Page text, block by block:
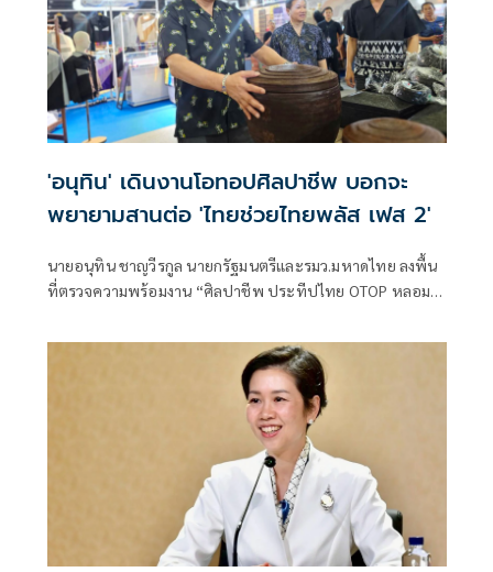
'อนุทิน' เดินงานโอทอปศิลปาชีพ บอกจะ
พยายามสานต่อ 'ไทยช่วยไทยพลัส เฟส 2'
นายอนุทิน ชาญวีรกูล นายกรัฐมนตรีและรมว.มหาดไทย ลงพื้น
ที่ตรวจความพร้อมงาน “ศิลปาชีพ ประทีปไทย OTOP หลอม
สิงหาคม นี้ ณ อาคารชาเลนเจอร์ 1–3 อิมแพ็ค เมืองทองธานี ซึ่ง
นายกรัฐมนตรีจะเดินทางมาเปิดงานอย่างเป็นทางการ ในวัน